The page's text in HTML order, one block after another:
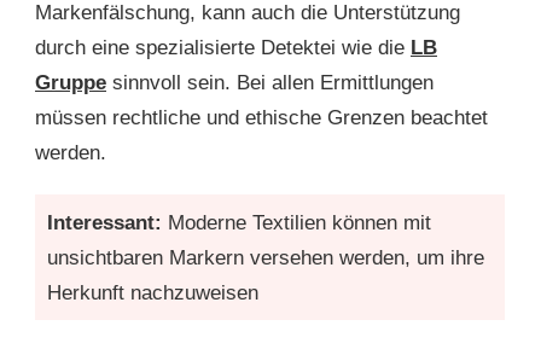
Markenfälschung, kann auch die Unterstützung
durch eine spezialisierte Detektei wie die LB
Gruppe sinnvoll sein. Bei allen Ermittlungen
müssen rechtliche und ethische Grenzen beachtet
werden.
Interessant: Moderne Textilien können mit
unsichtbaren Markern versehen werden, um ihre
Herkunft nachzuweisen